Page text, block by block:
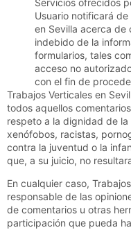
Servicios ofrecidos
Usuario notificará
en Sevilla acerca de
indebido de la
formularios, tales
acceso no
con el fin de
Trabajos Verticales en
todos aquellos
respeto a la dignidad de
xenófobos, racistas,
contra la juventud o la
que, a su juicio, no
En cualquier caso,
responsable de las
de comentarios u otras
participación que pueda